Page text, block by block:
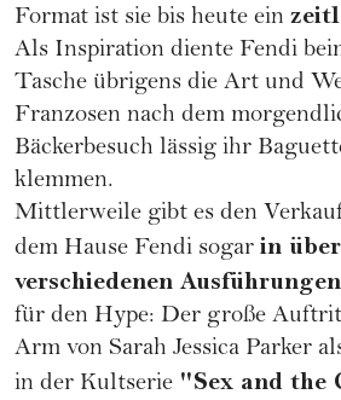
Format ist sie bis heute ein
Als Inspiration diente Fendi
Tasche übrigens die Art und
Franzosen nach dem
Bäckerbesuch lässig ihr
klemmen.
Mittlerweile gibt es den
dem Hause Fendi sogar in
verschiedenen
für den Hype: Der große
Arm von Sarah Jessica Parker
in der Kultserie "Sex and the